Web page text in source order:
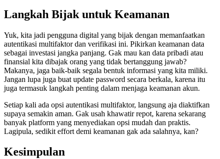
Langkah Bijak untuk Keamanan
Yuk, kita jadi pengguna digital yang bijak dengan memanfaatkan
autentikasi multifaktor dan verifikasi ini. Pikirkan keamanan data
sebagai investasi jangka panjang. Gak mau kan data pribadi atau
finansial kita dibajak orang yang tidak bertanggung jawab?
Makanya, jaga baik-baik segala bentuk informasi yang kita miliki.
Jangan lupa juga buat update password secara berkala, karena itu
juga termasuk langkah penting dalam menjaga keamanan akun.
Setiap kali ada opsi autentikasi multifaktor, langsung aja diaktifkan
supaya semakin aman. Gak usah khawatir repot, karena sekarang
banyak platform yang menyediakan opsi mudah dan praktis.
Lagipula, sedikit effort demi keamanan gak ada salahnya, kan?
Kesimpulan